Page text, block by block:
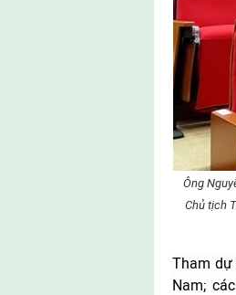
Ông
Chủ tịch
Tham dự
Nam;